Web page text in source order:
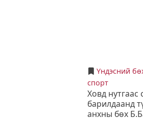
Үндэсний
спорт
Ховд
барилдаанд
анхны бөх